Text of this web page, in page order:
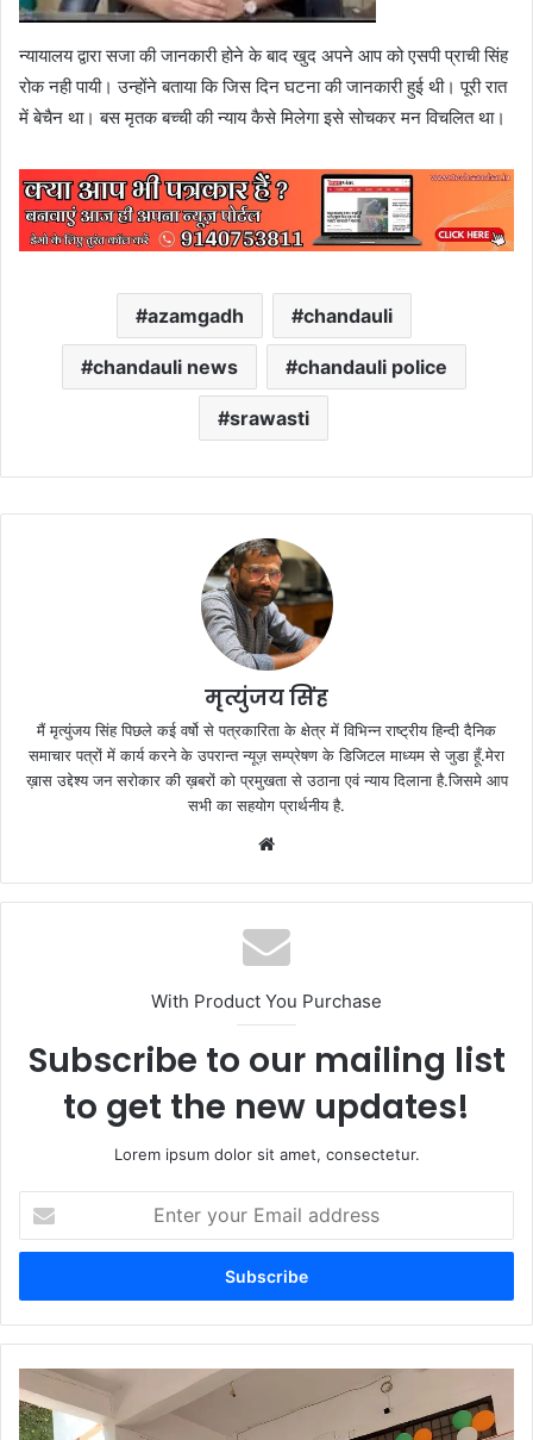
न्यायालय द्वारा सजा की जानकारी होने के बाद खुद अपने आप को एसपी प्राची सिंह
रोक नही पायी। उन्होंने बताया कि जिस दिन घटना की जानकारी हुई थी। पूरी रात
में बेचैन था। बस मृतक बच्ची की न्याय कैसे मिलेगा इसे सोचकर मन विचलित था।
azamgadh chandauli
chandauli news chandauli police
srawasti
मृत्युंजय सिंह
मैं मृत्युंजय सिंह पिछले कई वर्षो से पत्रकारिता के क्षेत्र में विभिन्न राष्ट्रीय हिन्दी दैनिक
समाचार पत्रों में कार्य करने के उपरान्त न्यूज़ सम्प्रेषण के डिजिटल माध्यम से जुडा हूँ.मेरा
ख़ास उद्देश्य जन सरोकार की ख़बरों को प्रमुखता से उठाना एवं न्याय दिलाना है.जिसमे आप
सभी का सहयोग प्रार्थनीय है.
With Product You Purchase
Subscribe to our mailing list
to get the new updates!
Lorem ipsum dolor sit amet, consectetur.
your
Email